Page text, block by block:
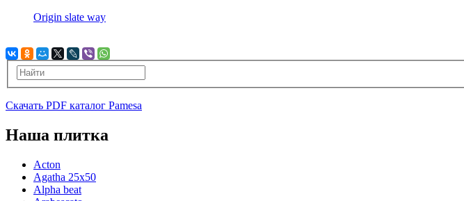
Origin slate way
Скачать PDF каталог Pamesa
Наша плитка
Acton
Agatha 25x50
Alpha beat